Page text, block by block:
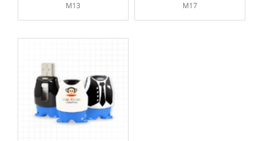
M13 M17